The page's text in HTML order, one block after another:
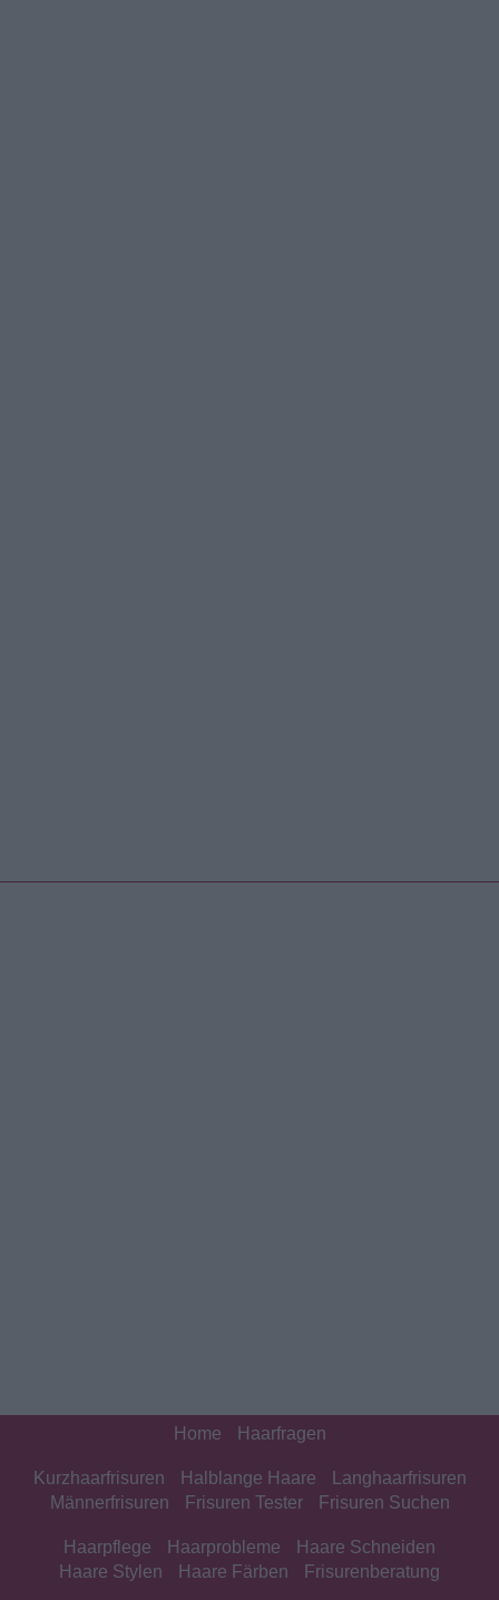
Home Haarfragen
Kurzhaarfrisuren Halblange Haare
Langhaarfrisuren
Männerfrisuren
Frisuren Tester Frisuren Suchen
Haarpflege Haarprobleme
Haare Schneiden
Haare Stylen
Haare Färben Frisurenberatung